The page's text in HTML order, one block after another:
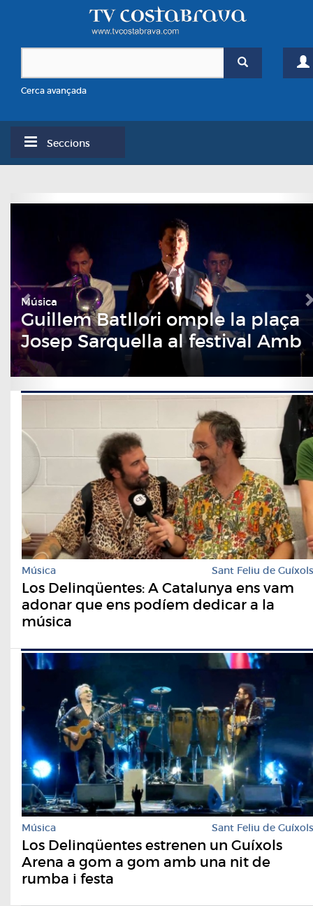
Cerca avançada
Seccions
Música
Guillem Batllori omple la plaça
Josep Sarquella al festival Amb
So de Cobla
Música Sant Feliu de Guíxols
Los Delinqüentes: A Catalunya ens vam
adonar que ens podíem dedicar a la
música
Música Sant Feliu de Guíxols
Los Delinqüentes estrenen un Guíxols
Arena a gom a gom amb una nit de
rumba i festa